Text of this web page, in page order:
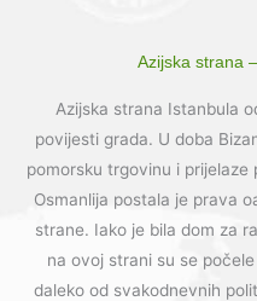
Azijska strana
Azijska strana Istanbula
povijesti grada. U doba
pomorsku trgovinu i prijelaze
Osmanlija postala je prava
strane. Iako je bila dom za
na ovoj strani su se
daleko od svakodnevnih